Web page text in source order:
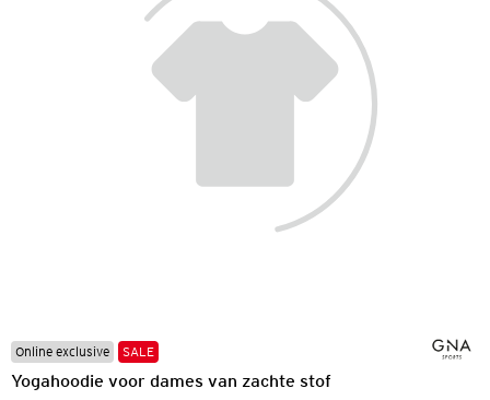
Online exclusive SALE
Yogahoodie voor dames van zachte stof